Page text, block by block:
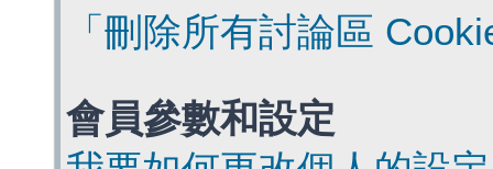
「刪除所有討論區
會員參數和設定